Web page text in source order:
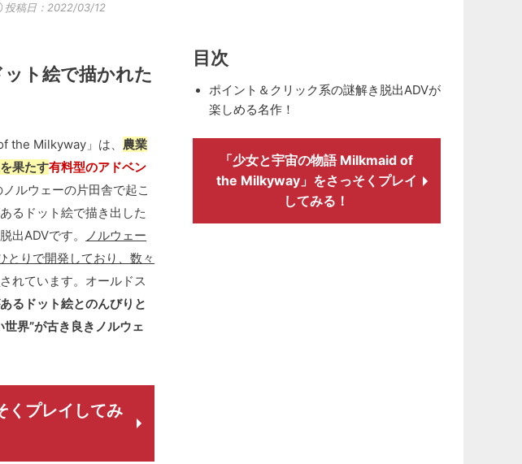
投稿日：2022/03/12
ト絵で描かれた
the Milkyway」は、 農業
果たす有料型のアドベン
ルウェーの片田舎で起こ
るドット絵で描き出した
出ADVです。
ノルウェー
りで開発しており、数々
されています。オールドス
るドット絵とのんびりと
界”が古き良きノルウェ
くプレイしてみ
目次
ポイント＆クリック系の謎解き脱出ADVが
楽しめる名作！
「少女と宇宙の物語 Milkmaid of
the Milkyway」をさっそくプレイ
してみる！